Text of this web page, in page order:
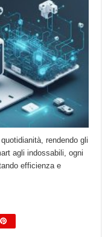
rendendo gli
agli indossabili, ogni
efficienza e